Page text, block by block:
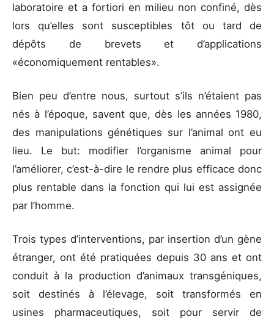
laboratoire et a fortiori en milieu non confiné, dès
lors qu’elles sont susceptibles tôt ou tard de
dépôts de brevets et d’applications
«économiquement rentables».
Bien peu d’entre nous, surtout s’ils n’étaient pas
nés à l’époque, savent que, dès les années 1980,
des manipulations génétiques sur l’animal ont eu
lieu. Le but: modifier l’organisme animal pour
l’améliorer, c’est-à-dire le rendre plus efficace donc
plus rentable dans la fonction qui lui est assignée
par l’homme.
Trois types d’interventions, par insertion d’un gène
étranger, ont été pratiquées depuis 30 ans et ont
conduit à la production d’animaux transgéniques,
soit destinés à l’élevage, soit transformés en
usines pharmaceutiques, soit pour servir de